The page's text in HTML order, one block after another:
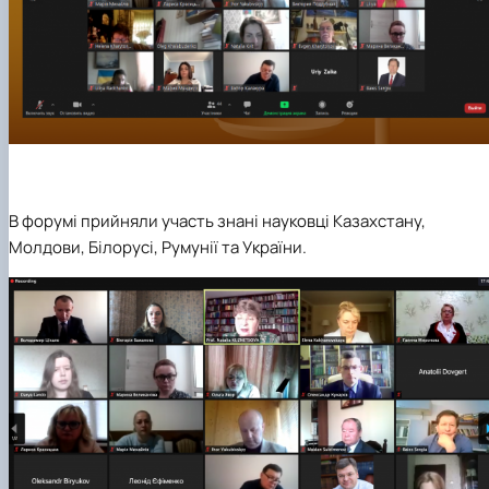
В форумі прийняли участь знані науковці Казахстану,
Молдови, Білорусі, Румунії та України.